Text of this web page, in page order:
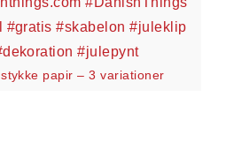
papir – 3 variationer